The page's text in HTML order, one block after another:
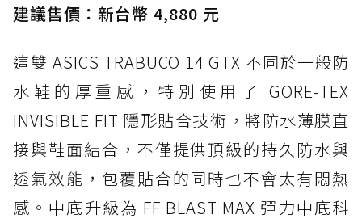
建議售價：新台幣 4,880 元
這雙 ASICS TRABUCO 14 GTX 不同於一般防
水鞋的厚重感，特別使用了 GORE-TEX
INVISIBLE FIT 隱形貼合技術，將防水薄膜直
接與鞋面結合，不僅提供頂級的持久防水與
透氣效能，包覆貼合的同時也不會太有悶熱
感。中底升級為 FF BLAST MAX 彈力中底科